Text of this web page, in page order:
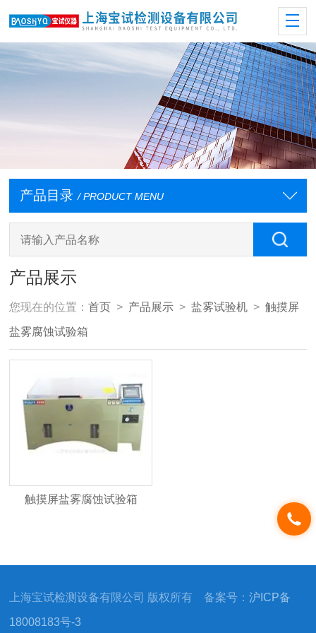
产品目录 / PRODUCT MENU
产品展示
您现在的位置：首页 > 产品展示 >盐雾试验机 >触摸屏
盐雾腐蚀试验箱
触摸屏盐雾腐蚀试验箱
上海宝试检测设备有限公司 版权所有 备案号：沪ICP备
18008183号-3